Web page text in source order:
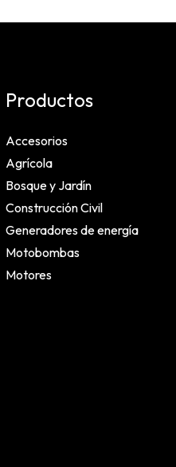
Productos
Accesorios
Agrícola
Bosque y Jardín
Construcción Civil
Generadores de energía
Motobombas
Motores